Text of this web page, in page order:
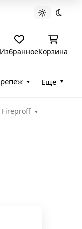
Светлая
ИзбранноеКорзина
Еще
Fireproff